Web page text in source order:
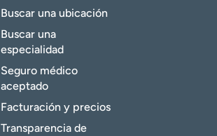
Buscar una ubicación
Buscar una
especialidad
Seguro médico
aceptado
Facturación y precios
Transparencia de